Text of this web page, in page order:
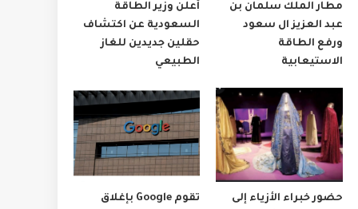
مطار الملك سلمان بن
عبد العزيز ال سعود
ورفع الطاقة
الاستيعابية
أعلن وزير الطاقة
السعودية عن اكتشاف
حقلين جديدين للغاز
الطبيعي
حضور خبراء الأزياء إلى
تقوم Google بإغلاق